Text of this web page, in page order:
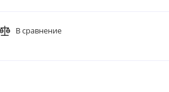
В сравнение